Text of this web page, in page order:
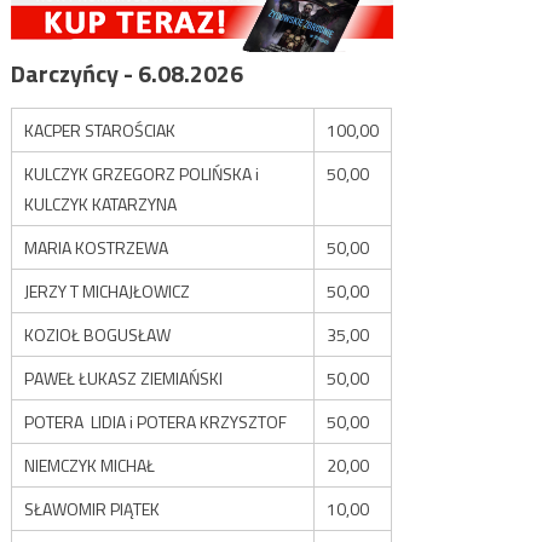
Darczyńcy - 6.08.2026
KACPER STAROŚCIAK
100,00
KULCZYK GRZEGORZ POLIŃSKA i
KULCZYK KATARZYNA
50,00
MARIA KOSTRZEWA
50,00
JERZY T MICHAJŁOWICZ
50,00
KOZIOŁ BOGUSŁAW
35,00
PAWEŁ ŁUKASZ ZIEMIAŃSKI
50,00
POTERA LIDIA i POTERA KRZYSZTOF
50,00
NIEMCZYK MICHAŁ
20,00
SŁAWOMIR PIĄTEK
10,00